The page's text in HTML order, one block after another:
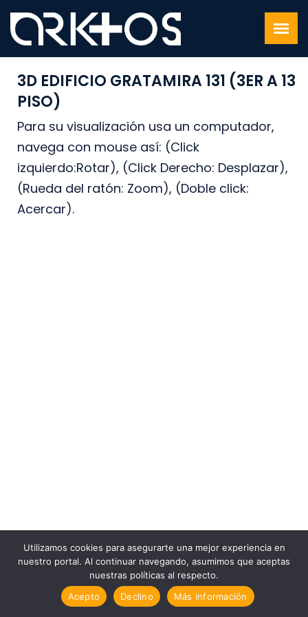
3D EDIFICIO GRATAMIRA 131 (3ER A 13
PISO)
Para su visualización usa un computador,
navega con mouse así: (Click
izquierdo:Rotar), (Click Derecho: Desplazar),
(Rueda del ratón: Zoom), (Doble click:
Acercar).
Utilizamos cookies para asegurarte una mejor experiencia en
nuestro portal. Al continuar navegando, asumimos que aceptas
nuestras políticas al respecto.
Acepto
Declino Más información